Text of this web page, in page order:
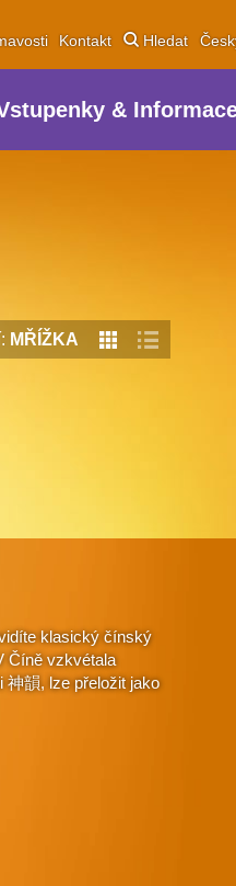
Kontakt Hledat
&
MŘÍŽKA
klasický čínský
Číně vzkvétala
神韻, lze přeložit jako